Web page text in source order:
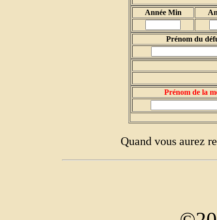
Année Min
Prénom du
Prénom de la
Quand vous aurez